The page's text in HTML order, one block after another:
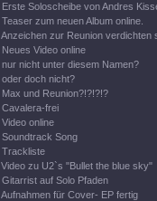
Erste Soloscheibe von Andres
Teaser zum neuen Album online.
Anzeichen zur Reunion verdichten
Neues Video online
nur nicht unter diesem Namen?
oder doch nicht?
Max und Reunion?!?!?!?
Cavalera-frei
Video online
Soundtrack Song
Trackliste
Video zu U2`s "Bullet the blue sky"
Gitarrist auf Solo Pfaden
Aufnahmen für Cover- EP fertig